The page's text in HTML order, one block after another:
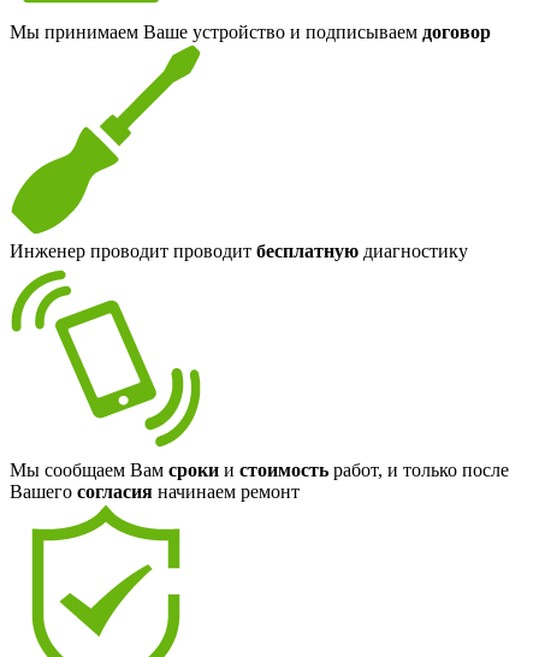
Мы принимаем Ваше устройство и подписываем договор
Инженер проводит проводит бесплатную диагностику
Мы сообщаем Вам сроки и стоимость работ, и только после
Вашего согласия начинаем ремонт